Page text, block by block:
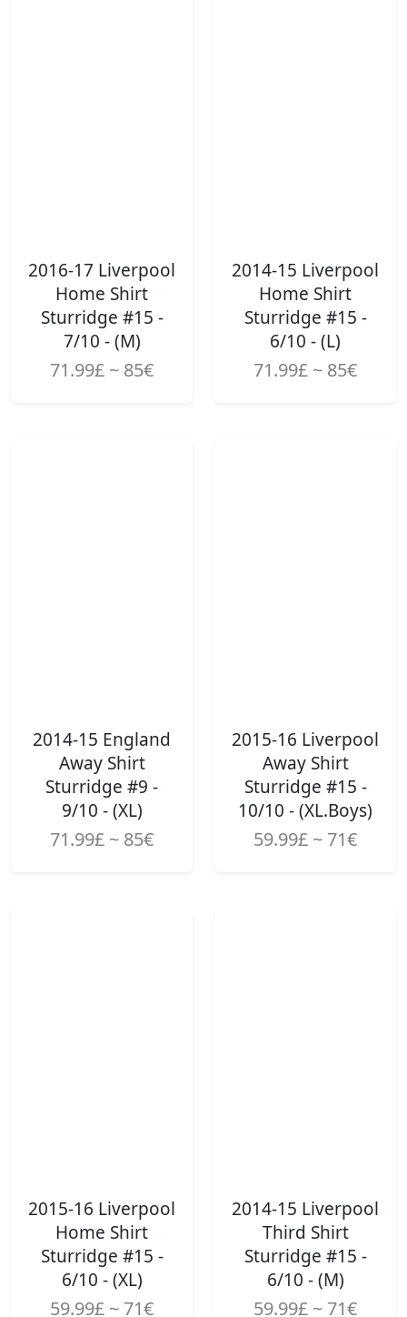
2016-17 Liverpool
Home Shirt
Sturridge #15 -
7/10 - (M)
71.99£ ~ 85€
2014-15 Liverpool
Home Shirt
Sturridge #15 -
6/10 - (L)
71.99£ ~ 85€
2014-15 England
Away Shirt
Sturridge #9 -
9/10 - (XL)
71.99£ ~ 85€
2015-16 Liverpool
Away Shirt
Sturridge #15 -
10/10 - (XL.Boys)
59.99£ ~ 71€
2015-16 Liverpool
Home Shirt
Sturridge #15 -
6/10 - (XL)
59.99£ ~ 71€
2014-15 Liverpool
Third Shirt
Sturridge #15 -
6/10 - (M)
59.99£ ~ 71€